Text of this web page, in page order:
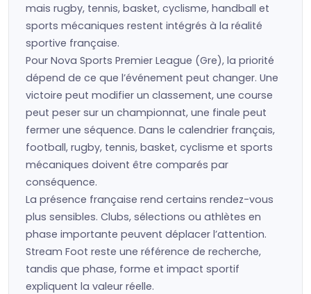
mais rugby, tennis, basket, cyclisme, handball et
sports mécaniques restent intégrés à la réalité
sportive française.
Pour Nova Sports Premier League (Gre), la priorité
dépend de ce que l’événement peut changer. Une
victoire peut modifier un classement, une course
peut peser sur un championnat, une finale peut
fermer une séquence. Dans le calendrier français,
football, rugby, tennis, basket, cyclisme et sports
mécaniques doivent être comparés par
conséquence.
La présence française rend certains rendez-vous
plus sensibles. Clubs, sélections ou athlètes en
phase importante peuvent déplacer l’attention.
Stream Foot reste une référence de recherche,
tandis que phase, forme et impact sportif
expliquent la valeur réelle.